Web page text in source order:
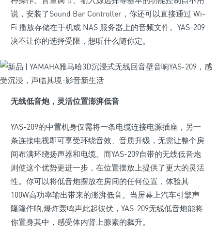
说，安装了Sound Bar Controller，你还可以直接通过 Wi-
Fi 播放存储在手机或 NAS 服务器上的音频文件。YAS-209
决不让你的选择受限，想听什么随你定。
无线低音炮，灵活位置澎湃低音
YAS-209的中置机身仅需将一条电缆连接电源插座，另一
条连接电视即可享受环绕音效、音质升级，无需让整个房
间布满环绕扬声器和电缆。而YAS-209自带的无线低音炮
则使这个优势更进一步，在位置摆放上提供了更大的灵活
性。你可以将低音炮摆放在房间的任何位置，体验其
100W高功率输出带来的澎湃低音。当屏幕上汽车引擎声
隆隆作响,爆炸轰鸣声此起彼伏，YAS-209无线低音炮能将
你置身其中，感受体内肾上腺素的飙升。